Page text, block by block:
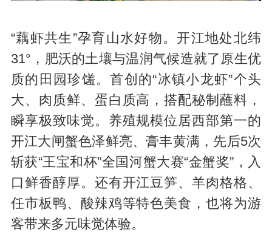
“藕虾共生”孕育山水好物。开江地处北纬
31°，肥沃的土壤与温润气候造就了原生优
质的田园珍馐。首创的“冰镇小龙虾”个头
大、肉质鲜、蛋白质高，搭配秘制蘸料，
瞬享极致味觉。养殖规模位居西部第一的
开江大闸蟹色泽鲜亮、膏丰黄满，先后5次
斩获“王宝和杯”全国河蟹大赛“金蟹奖”，入
口鲜香醇厚。还有开江豆笋、羊肉格格、
任市板鸭、酸辣鸡等特色美食，也将为游
客带来多元味觉体验。